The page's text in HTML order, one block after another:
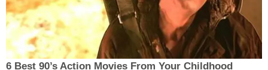
6 Best 90’s Action Movies From Your Childhood